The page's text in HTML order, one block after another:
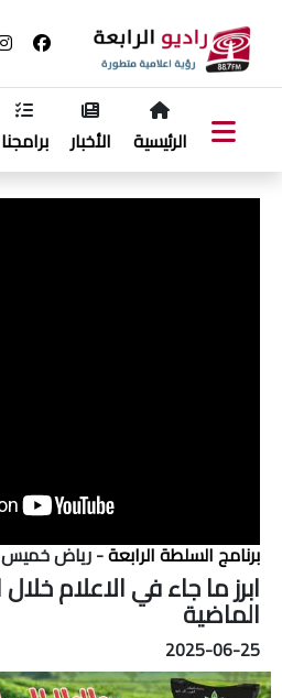
الرئيسية الأخبار برامجنا
برنامج السلطة الرابعة- رياض خميس
الماضية
2025-06-25